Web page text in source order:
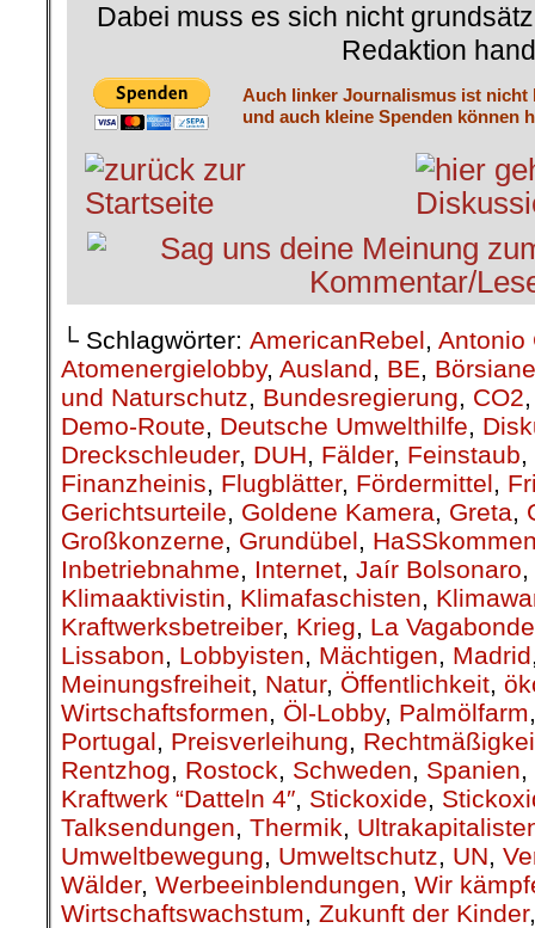
Dabei muss es sich nicht
Redaktion
Auch linker Journalismus ist nicht
und auch kleine Spenden können
└ Schlagwörter: AmericanRebel, Antonio
Atomenergielobby, Ausland, BE,
und Naturschutz, Bundesregierung, CO2
Demo-Route, Deutsche Umwelthilfe,
Dreckschleuder, DUH, Fälder, Feinstaub,
Finanzheinis, Flugblätter, Fördermittel,
Gerichtsurteile, Goldene Kamera, Greta,
Großkonzerne, Grundübel,
Inbetriebnahme, Internet, Jaír Bolsonaro,
Klimaaktivistin, Klimafaschisten,
Kraftwerksbetreiber, Krieg, La Vagabonde
Lissabon, Lobbyisten, Mächtigen, Madrid
Meinungsfreiheit, Natur, Öffentlichkeit,
Wirtschaftsformen, Öl-Lobby, Palmölfarm
Portugal, Preisverleihung,
Rentzhog, Rostock, Schweden, Spanien,
Kraftwerk “Datteln 4″, Stickoxide,
Talksendungen, Thermik,
Umweltbewegung, Umweltschutz, UN,
Wälder, Werbeeinblendungen, Wir
Wirtschaftswachstum, Zukunft der Kinder